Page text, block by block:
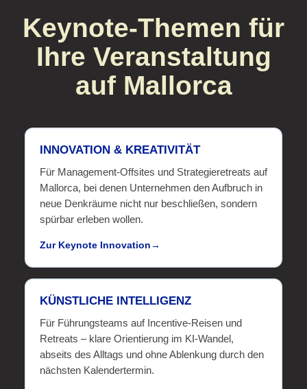
Keynote-Themen für
Ihre Veranstaltung
auf Mallorca
INNOVATION & KREATIVITÄT
Für Management-Offsites und Strategieretreats auf
Mallorca, bei denen Unternehmen den Aufbruch in
neue Denkräume nicht nur beschließen, sondern
spürbar erleben wollen.
Zur Keynote Innovation
KÜNSTLICHE INTELLIGENZ
Für Führungsteams auf Incentive-Reisen und
Retreats – klare Orientierung im KI-Wandel,
abseits des Alltags und ohne Ablenkung durch den
nächsten Kalendertermin.